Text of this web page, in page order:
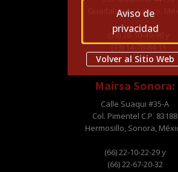
Aviso de
privacidad
Volver al Sitio Web
Guadalajara, Jalisco,
(33) 38-10-49-96 y
(33) 14-78-84-15
Mairsa Sonora:
Calle Suaqui #35-A
Col. Pimentel C.P. 83188
Hermosillo, Sonora,
(66) 22-10-22-29 y
(66) 22-67-20-32